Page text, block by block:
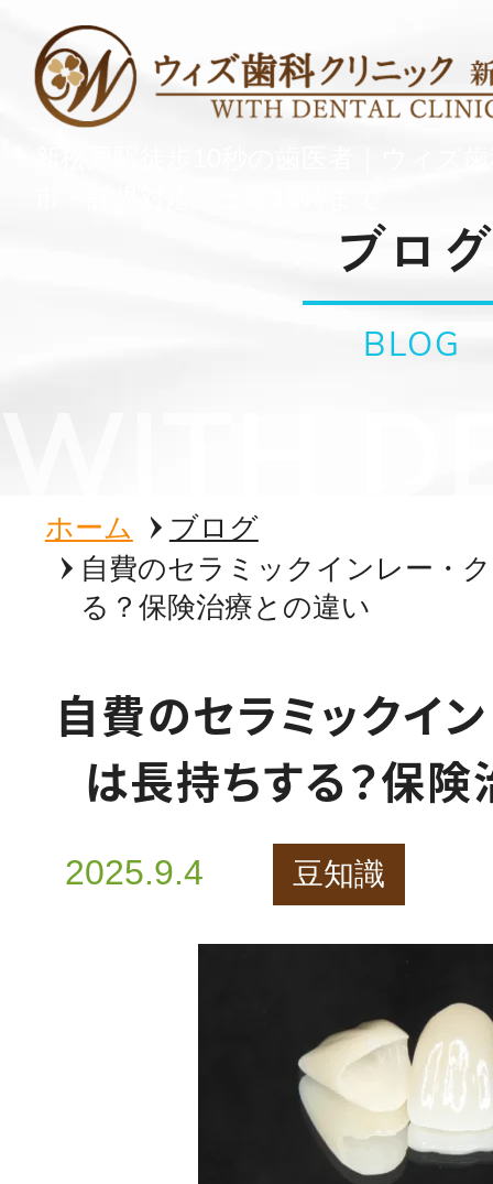
ブログ
BLOG
ホーム
ブログ
自費のセラミックインレー・
る？保険治療との違い
自費のセラミックイ
は長持ちする？保
2025.9.4 豆知識